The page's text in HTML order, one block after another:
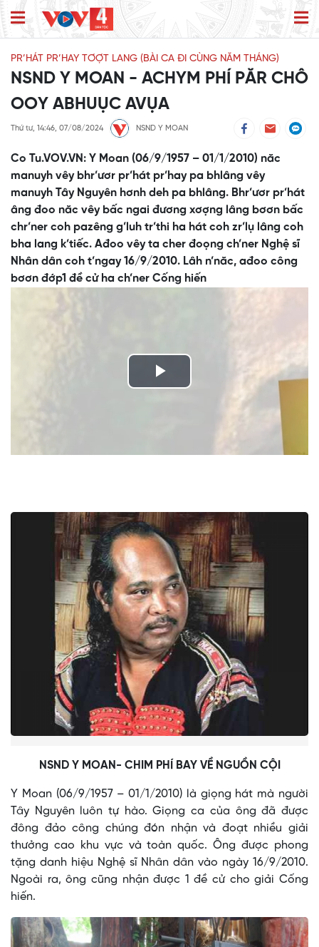
PR’HÁT PR’HAY TƠỢT LANG (BÀI CA ĐI CÙNG NĂM THÁNG)
NSND Y MOAN - ACHYM PHÍ PĂR CHÔ
OOY ABHUỤC AVỤA
Thứ tư, 14:46, 07/08/2024 NSND Y MOAN
Co Tu.VOV.VN: Y Moan (06/9/1957 – 01/1/2010) năc
manuyh vêy bhr’ươr pr’hát pr’hay pa bhlâng vêy
manuyh Tây Nguyên hơnh deh pa bhlâng. Bhr’ươr pr’hát
âng đoo năc vêy bấc ngai đương xơợng lâng bơơn bấc
chr’ner coh pazêng g’luh tr’thi ha hát coh zr’lụ lâng coh
bha lang k’tiếc. Ađoo vêy ta cher đoọng ch’ner Nghệ sĩ
Nhân dân coh t’ngay 16/9/2010. Lâh n’năc, ađoo công
bơơn đớp1 đề cử ha ch’ner Cống hiến
Play
NSND Y MOAN- CHIM PHÍ BAY VỀ NGUỒN CỘI
Y Moan (06/9/1957 – 01/1/2010) là giọng hát mà người
Tây Nguyên luôn tự hào. Giọng ca của ông đã được
đông đảo công chúng đón nhận và đoạt nhiều giải
thưởng cao khu vực và toàn quốc. Ông được phong
tặng danh hiệu Nghệ sĩ Nhân dân vào ngày 16/9/2010.
Ngoài ra, ông cũng nhận được 1 đề cử cho giải Cống
hiến.